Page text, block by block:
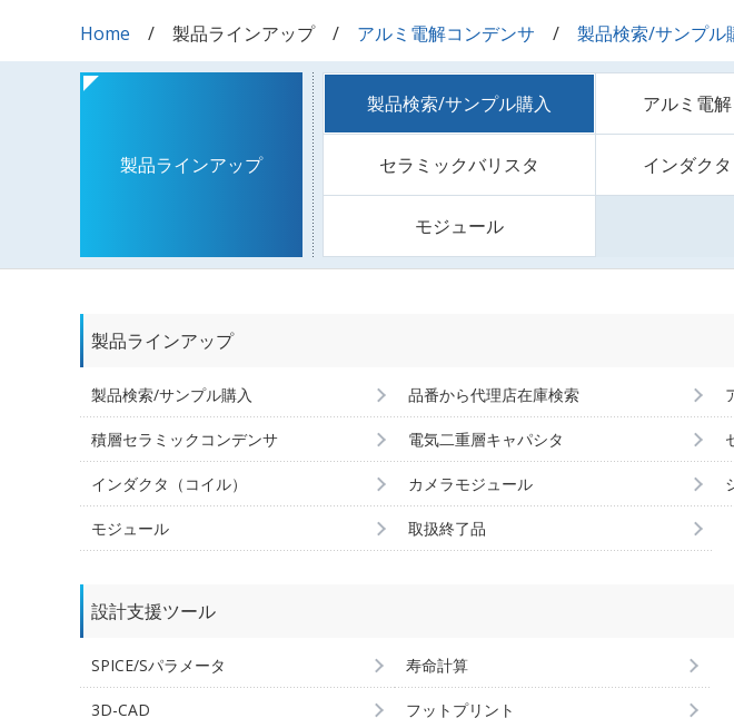
Home 製品ラインアップ アルミ電解コンデンサ 製品検索/サンプル
製品ラインアップ
製品検索/サンプル購入 アルミ電
セラミックバリスタ インダクタ
モジュール
製品ラインアップ
製品検索/サンプル購入 品番から代理店在庫検索
積層セラミックコンデンサ 電気二重層キャパシタ
インダクタ（コイル） カメラモジュール
モジュール 取扱終了品
設計支援ツール
SPICE/Sパラメータ 寿命計算
3D-CAD フットプリント